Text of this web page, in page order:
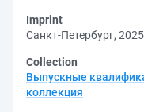
Imprint
Санкт-Петербург, 2025
Collection
Выпускные
коллекция